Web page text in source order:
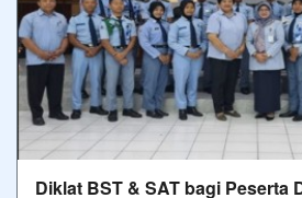
Diklat BST & SAT bagi Peserta